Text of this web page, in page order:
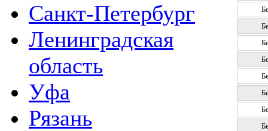
Санкт-Петербург
Ленинградская
область
Уфа
Рязань